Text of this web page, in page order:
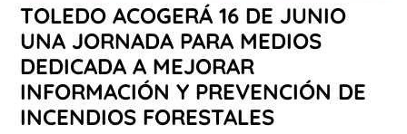
TOLEDO ACOGERÁ 16 DE JUNIO
UNA JORNADA PARA MEDIOS
DEDICADA A MEJORAR
INFORMACIÓN Y PREVENCIÓN DE
INCENDIOS FORESTALES